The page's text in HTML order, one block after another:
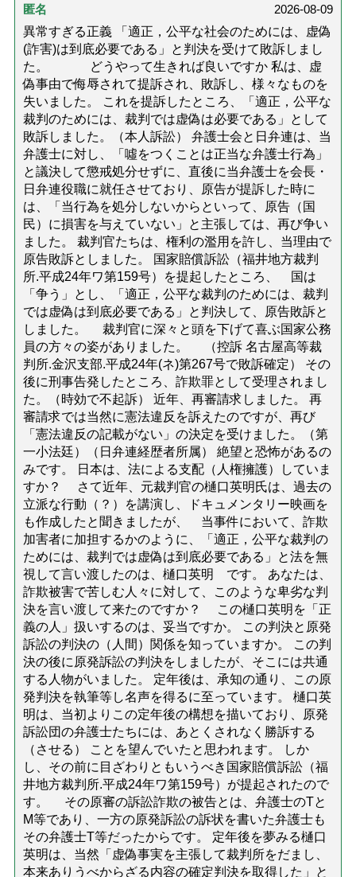
匿名
2026-08-09
異常すぎる正義 「適正，公平な社会のためには、虚偽
(詐害)は到底必要である」と判決を受けて敗訴しまし
た。 どうやって生きれば良いですか 私は、虚
偽事由で侮辱されて提訴され、敗訴し、様々なものを
失いました。 これを提訴したところ、「適正，公平な
裁判のためには、裁判では虚偽は必要である」として
敗訴しました。（本人訴訟） 弁護士会と日弁連は、当
弁護士に対し、「噓をつくことは正当な弁護士行為」
と議決して懲戒処分せずに、直後に当弁護士を会長・
日弁連役職に就任させており、原告が提訴した時に
は、「当行為を処分しないからといって、原告（国
民）に損害を与えていない」と主張しては、再び争い
ました。 裁判官たちは、権利の濫用を許し、当理由で
原告敗訴としました。 国家賠償訴訟（福井地方裁判
所.平成24年ワ第159号）を提起したところ、 国は
「争う」とし、「適正，公平な裁判のためには、裁判
では虚偽は到底必要である」と判決して、原告敗訴と
しました。 裁判官に深々と頭を下げて喜ぶ国家公務
員の方々の姿がありました。 （控訴 名古屋高等裁
判所.金沢支部.平成24年(ネ)第267号で敗訴確定） その
後に刑事告発したところ、詐欺罪として受理されまし
た。（時効で不起訴） 近年、再審請求しました。 再
審請求では当然に憲法違反を訴えたのですが、再び
「憲法違反の記載がない」の決定を受けました。（第
一小法廷）（日弁連経歴者所属） 絶望と恐怖があるの
みです。 日本は、法による支配（人権擁護）していま
すか？ さて近年、元裁判官の樋口英明氏は、過去の
立派な行動（？）を講演し、ドキュメンタリー映画を
も作成したと聞きましたが、 当事件において、詐欺
加害者に加担するかのように、「適正，公平な裁判の
ためには、裁判では虚偽は到底必要である」と法を無
視して言い渡したのは、樋口英明 です。 あなたは、
詐欺被害で苦しむ人々に対して、このような卑劣な判
決を言い渡して来たのですか？ この樋口英明を「正
義の人」扱いするのは、妥当ですか。 この判決と原発
訴訟の判決の（人間）関係を知っていますか。 この判
決の後に原発訴訟の判決をしましたが、そこには共通
する人物がいました。 定年後は、承知の通り、この原
発判決を執筆等し名声を得るに至っています。 樋口英
明は、当初よりこの定年後の構想を描いており、原発
訴訟団の弁護士たちには、あとくされなく勝訴する
（させる） ことを望んでいたと思われます。 しか
し、その前に目ざわりともいうべき国家賠償訴訟（福
井地方裁判所.平成24年ワ第159号）が提起されたので
す。 その原審の訴訟詐欺の被告とは、弁護士のTと
M等であり、一方の原発訴訟の訴状を書いた弁護士も
その弁護士T等だったからです。 定年後を夢みる樋口
英明は、当然「虚偽事実を主張して裁判所をだまし、
本来ありうべからざる内容の確定判決を取得した」と